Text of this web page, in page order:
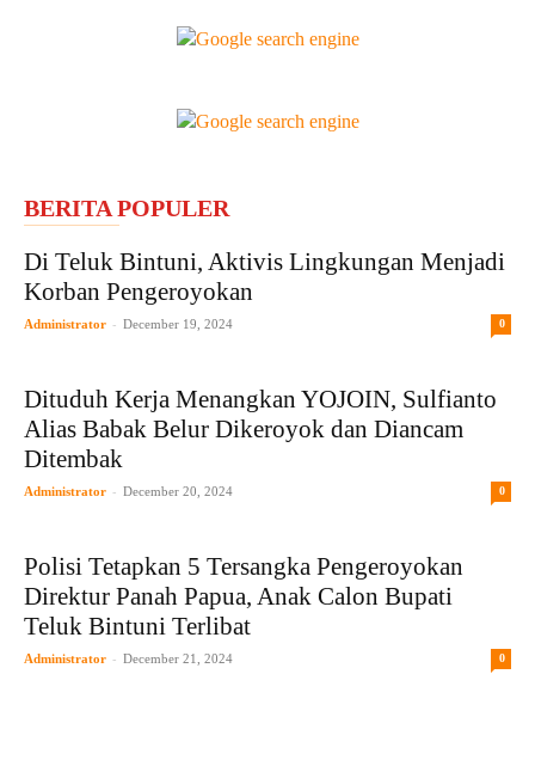
BERITA POPULER
Di Teluk Bintuni, Aktivis Lingkungan Menjadi
Korban Pengeroyokan
Administrator - December 19, 2024 0
Dituduh Kerja Menangkan YOJOIN, Sulfianto
Alias Babak Belur Dikeroyok dan Diancam
Ditembak
Administrator - December 20, 2024 0
Polisi Tetapkan 5 Tersangka Pengeroyokan
Direktur Panah Papua, Anak Calon Bupati
Teluk Bintuni Terlibat
Administrator - December 21, 2024 0